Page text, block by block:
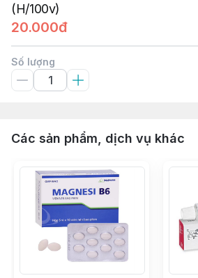
(H/100v)
20.000đ
Số lượng
Các sản phẩm, dịch vụ khác